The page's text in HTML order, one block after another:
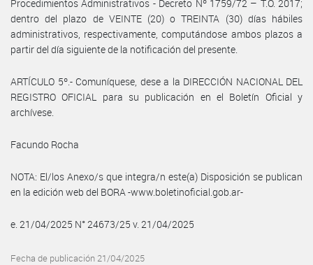
Procedimientos Administrativos - Decreto Nº 1759/72 – T.O. 2017;
dentro del plazo de VEINTE (20) o TREINTA (30) días hábiles
administrativos, respectivamente, computándose ambos plazos a
partir del día siguiente de la notificación del presente.
ARTÍCULO 5º.- Comuníquese, dese a la DIRECCIÓN NACIONAL DEL
REGISTRO OFICIAL para su publicación en el Boletín Oficial y
archívese.
Facundo Rocha
NOTA: El/los Anexo/s que integra/n este(a) Disposición se publican
en la edición web del BORA -www.boletinoficial.gob.ar-
e. 21/04/2025 N° 24673/25 v. 21/04/2025
Fecha de publicación 21/04/2025